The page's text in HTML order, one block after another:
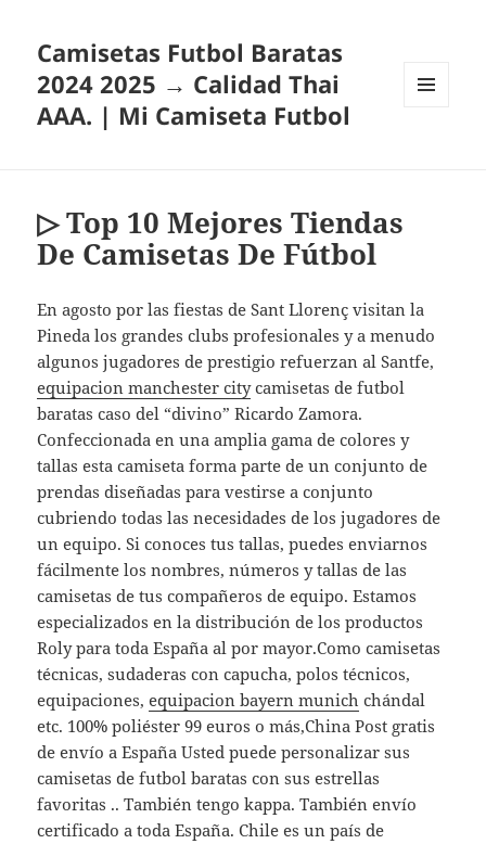
Camisetas Futbol Baratas
2024 2025 → Calidad Thai
AAA. | Mi Camiseta Futbol
▷ Top 10 Mejores Tiendas
De Camisetas De Fútbol
En agosto por las fiestas de Sant Llorenç visitan la
Pineda los grandes clubs profesionales y a menudo
algunos jugadores de prestigio refuerzan al Santfe,
equipacion manchester citycamisetas de futbol
baratas caso del “divino” Ricardo Zamora.
Confeccionada en una amplia gama de colores y
tallas esta camiseta forma parte de un conjunto de
prendas diseñadas para vestirse a conjunto
cubriendo todas las necesidades de los jugadores de
un equipo. Si conoces tus tallas, puedes enviarnos
fácilmente los nombres, números y tallas de las
camisetas de tus compañeros de equipo. Estamos
especializados en la distribución de los productos
Roly para toda España al por mayor.Como camisetas
técnicas, sudaderas con capucha, polos técnicos,
equipaciones,equipacion bayern munich chándal
etc. 100% poliéster 99 euros o más,China Post gratis
de envío a España Usted puede personalizar sus
camisetas de futbol baratas con sus estrellas
favoritas .. También tengo kappa. También envío
certificado a toda España. Chile es un país de